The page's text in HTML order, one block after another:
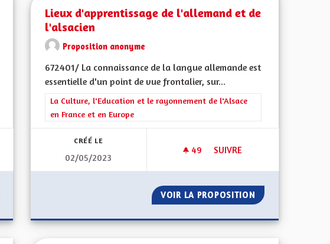
POUR UN AVENIR SERIEN
L'ALSACE POUR UN AVENIR SERIEN
Lieux d'apprentissage de l'allemand et de
l'alsacien
Proposition anonyme
672401/ La connaissance de la langue allemande est
essentielle d'un point de vue frontalier, sur...
Filtrer les résultats de la catégorie : La Culture, l'Education et le
La Culture, l'Education et le rayonnement de l'Alsace
en France et en Europe
CRÉÉ LE
02/05/2023
49 49 ABONNÉS
SUIVRE
VOIR LA PROPOSITION LIEUX